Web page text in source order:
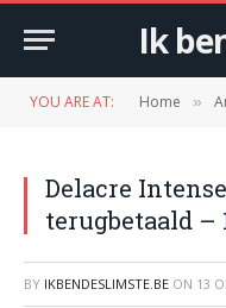
Ik
YOU ARE AT: Home »
Delacre
terugbetaald –
BY IKBENDESLIMSTE.BE ON 13